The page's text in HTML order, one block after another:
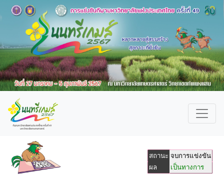
สถานะ จบการแข่งขัน
ผล
เป็นทางการ